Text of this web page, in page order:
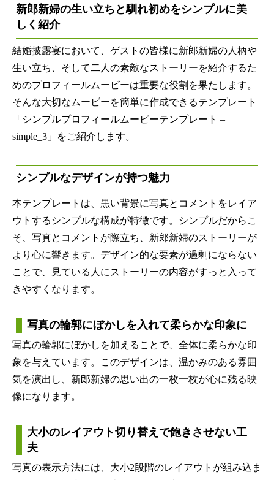
新郎新婦の生い立ちと馴れ初めをシンプルに美
しく紹介
結婚披露宴において、ゲストの皆様に新郎新婦の人柄や
生い立ち、そして二人の素敵なストーリーを紹介するた
めのプロフィールムービーは重要な役割を果たします。
そんな大切なムービーを簡単に作成できるテンプレート
「シンプルプロフィールムービーテンプレート –
simple_3」をご紹介します。
シンプルなデザインが持つ魅力
本テンプレートは、黒い背景に写真とコメントをレイア
ウトするシンプルな構成が特徴です。シンプルだからこ
そ、写真とコメントが際立ち、新郎新婦のストーリーが
より心に響きます。デザイン的な要素が過剰にならない
ことで、見ている人にストーリーの内容がすっと入って
きやすくなります。
写真の輪郭にぼかしを入れて柔らかな印象に
写真の輪郭にぼかしを加えることで、全体に柔らかな印
象を与えています。このデザインは、温かみのある雰囲
気を演出し、新郎新婦の思い出の一枚一枚が心に残る映
像になります。
大小のレイアウト切り替えで飽きさせない工
夫
写真の表示方法には、大小2段階のレイアウトが組み込ま